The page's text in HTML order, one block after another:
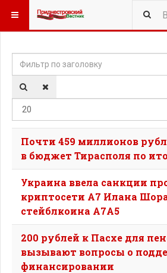
Фильтр по заголовку
Почти 459 миллионов
в бюджет Тирасполя по
Украина ввела санкции
криптосети A7 Илана
стейблкоина A7A5
200 рублей к Пасхе для
вызывают вопросы о
финансировании